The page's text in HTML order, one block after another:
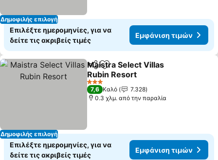
Δημοφιλής επιλογή
Επιλέξτε ημερομηνίες, για να
δείτε τις ακριβείς τιμές
Εμφάνιση τιμών
Δημοφιλής επιλογή
Κοινοποίηση
Προσθήκη στα αγαπημένα
Maistra Select Villas
Rubin Resort
3 Αστέρια
7,6 Καλό
7.328
0.3 χλμ. από την παραλία
Επιλέξτε ημερομηνίες, για να
δείτε τις ακριβείς τιμές
Εμφάνιση τιμών